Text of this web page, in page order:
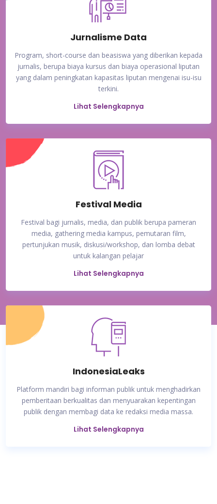
Jurnalisme Data
Program, short-course dan beasiswa yang diberikan kepada
jurnalis, berupa biaya kursus dan biaya operasional liputan
yang dalam peningkatan kapasitas liputan mengenai isu-isu
terkini.
Lihat Selengkapnya
Festival Media
Festival bagi jurnalis, media, dan publik berupa pameran
media, gathering media kampus, pemutaran film,
pertunjukan musik, diskusi/workshop, dan lomba debat
untuk kalangan pelajar
Lihat Selengkapnya
IndonesiaLeaks
Platform mandiri bagi informan publik untuk menghadirkan
pemberitaan berkualitas dan menyuarakan kepentingan
publik dengan membagi data ke redaksi media massa.
Lihat Selengkapnya